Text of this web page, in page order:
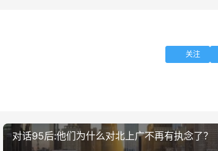
关注
对话95后:他们为什么对北上广不再有执念了？